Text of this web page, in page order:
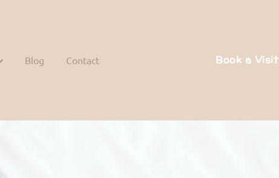
Blog Contact Book a Visit